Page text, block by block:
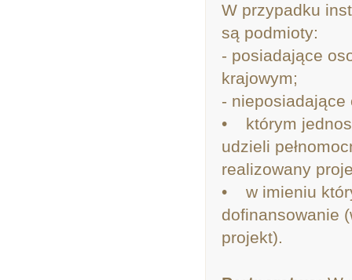
W przypadku
są podmioty:
- posiadające
krajowym;
- nieposiadające
• którym
udzieli
realizowany
• w imieniu
dofinansowanie
projekt).